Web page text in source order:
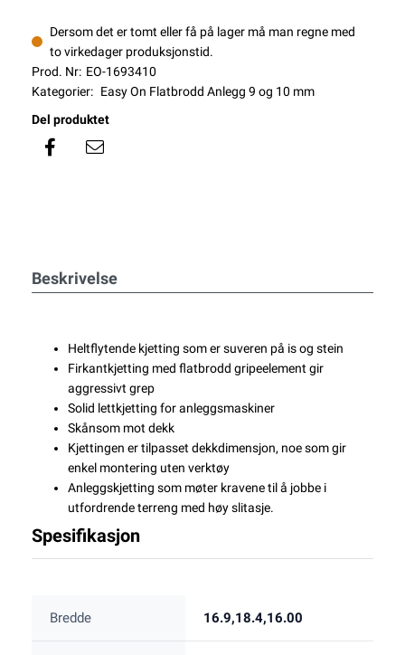
Dersom det er tomt eller få på lager må man regne med
to virkedager produksjonstid.
Prod. Nr: EO-1693410
Kategorier: Easy On Flatbrodd Anlegg 9 og 10 mm
Del produktet
Beskrivelse
Heltflytende kjetting som er suveren på is og stein
Firkantkjetting med flatbrodd gripeelement gir
aggressivt grep
Solid lettkjetting for anleggsmaskiner
Skånsom mot dekk
Kjettingen er tilpasset dekkdimensjon, noe som gir
enkel montering uten verktøy
Anleggskjetting som møter kravene til å jobbe i
utfordrende terreng med høy slitasje.
Spesifikasjon
Bredde 16.9,18.4,16.00